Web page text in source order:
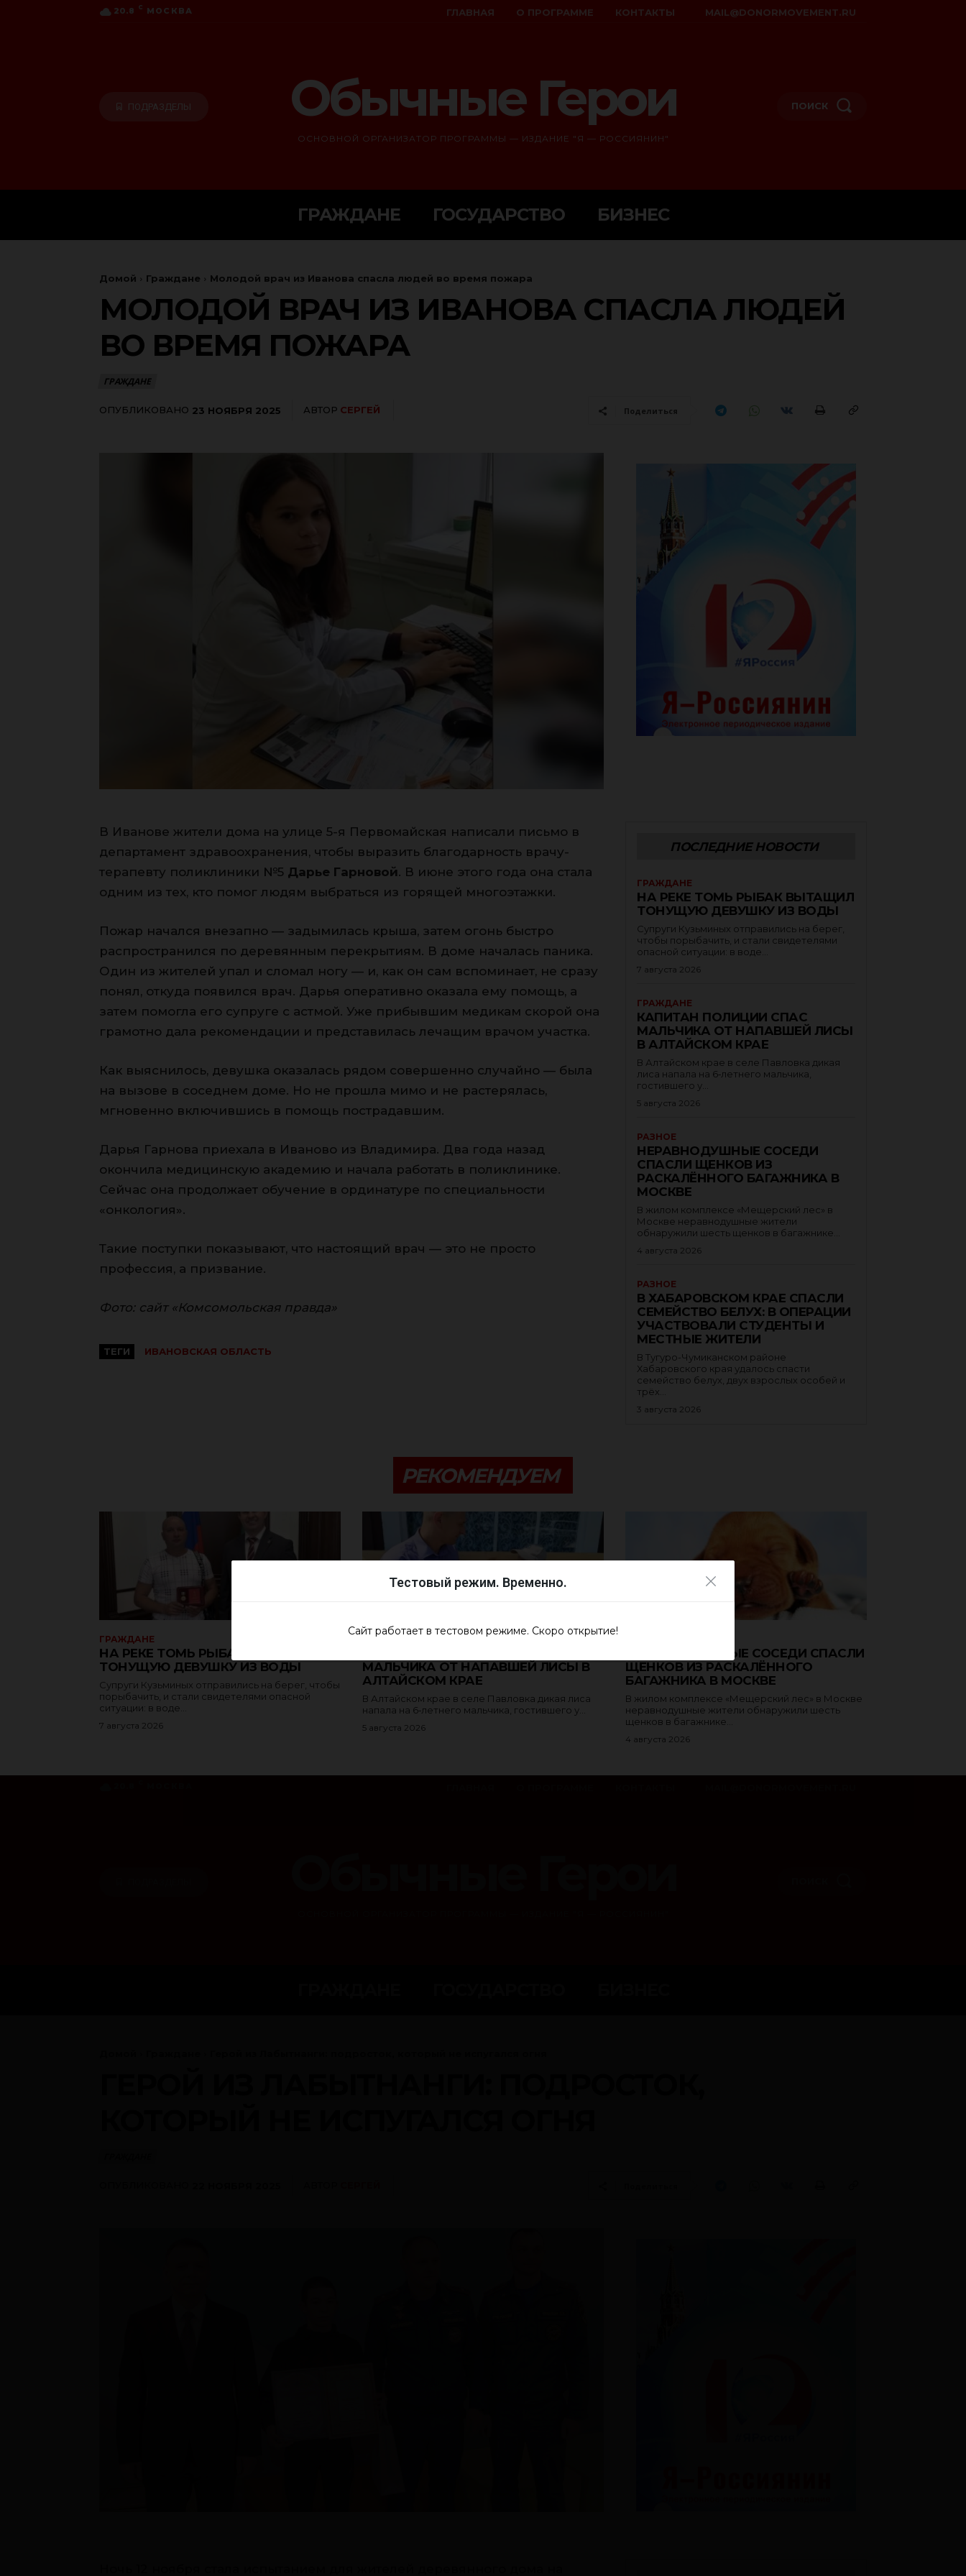
Тестовый режим. Временно.
Сайт работает в тестовом режиме. Скоро открытие!
20.8 C МОСКВА ГЛАВНАЯ О ПРОГРАММЕ КОНТАКТЫ MAIL@DONORMOVEMENT.RU
ПОДРАЗДЕЛЫ Обычные Герои
ОСНОВНОЙ ОРГАНИЗАТОР ПРОГРАММЫ — ИЗДАНИЕ "Я — РОССИЯНИН"
ПОИСК
ГРАЖДАНЕ ГОСУДАРСТВО БИЗНЕС
Домой Граждане Молодой врач из Иванова спасла людей во время пожара
МОЛОДОЙ ВРАЧ ИЗ ИВАНОВА СПАСЛА ЛЮДЕЙ
ВО ВРЕМЯ ПОЖАРА
ГРАЖДАНЕ
ОПУБЛИКОВАНО 23 НОЯБРЯ 2025 АВТОР СЕРГЕЙ Поделиться
В Иванове жители дома на улице 5-я Первомайская написали письмо в
департамент здравоохранения, чтобы выразить благодарность врачу-
терапевту поликлиники №5 Дарье Гарновой. В июне этого года она стала
одним из тех, кто помог людям выбраться из горящей многоэтажки.
Пожар начался внезапно — задымилась крыша, затем огонь быстро
распространился по деревянным перекрытиям. В доме началась паника.
Один из жителей упал и сломал ногу — и, как он сам вспоминает, не сразу
понял, откуда появился врач. Дарья оперативно оказала ему помощь, а
затем помогла его супруге с астмой. Уже прибывшим медикам скорой она
грамотно дала рекомендации и представилась лечащим врачом участка.
Как выяснилось, девушка оказалась рядом совершенно случайно — была
на вызове в соседнем доме. Но не прошла мимо и не растерялась,
мгновенно включившись в помощь пострадавшим.
Дарья Гарнова приехала в Иваново из Владимира. Два года назад
окончила медицинскую академию и начала работать в поликлинике.
Сейчас она продолжает обучение в ординатуре по специальности
«онкология».
Такие поступки показывают, что настоящий врач — это не просто
профессия, а призвание.
Фото: сайт «Комсомольская правда»
ТЕГИ ИВАНОВСКАЯ ОБЛАСТЬ
ПОСЛЕДНИЕ НОВОСТИ
ГРАЖДАНЕ
НА РЕКЕ ТОМЬ РЫБАК ВЫТАЩИЛ
ТОНУЩУЮ ДЕВУШКУ ИЗ ВОДЫ
Супруги Кузьминых отправились на берег,
чтобы порыбачить, и стали свидетелями
опасной ситуации: в воде...
7 августа 2026
ГРАЖДАНЕ
КАПИТАН ПОЛИЦИИ СПАС
МАЛЬЧИКА ОТ НАПАВШЕЙ ЛИСЫ
В АЛТАЙСКОМ КРАЕ
В Алтайском крае в селе Павловка дикая
лиса напала на 6‑летнего мальчика,
гостившего у...
5 августа 2026
РАЗНОЕ
НЕРАВНОДУШНЫЕ СОСЕДИ
СПАСЛИ ЩЕНКОВ ИЗ
РАСКАЛЁННОГО БАГАЖНИКА В
МОСКВЕ
В жилом комплексе «Мещерский лес» в
Москве неравнодушные жители
обнаружили шесть щенков в багажнике...
4 августа 2026
РАЗНОЕ
В ХАБАРОВСКОМ КРАЕ СПАСЛИ
СЕМЕЙСТВО БЕЛУХ: В ОПЕРАЦИИ
УЧАСТВОВАЛИ СТУДЕНТЫ И
МЕСТНЫЕ ЖИТЕЛИ
В Тугуро-Чумиканском районе
Хабаровского края удалось спасти
семейство белух, двух взрослых особей и
трёх...
3 августа 2026
РЕКОМЕНДУЕМ
ГРАЖДАНЕ
НА РЕКЕ ТОМЬ РЫБАК ВЫТАЩИЛ
ТОНУЩУЮ ДЕВУШКУ ИЗ ВОДЫ
Супруги Кузьминых отправились на берег, чтобы
порыбачить, и стали свидетелями опасной
ситуации: в воде...
7 августа 2026
ГРАЖДАНЕ
МАЛЬЧИКА ОТ НАПАВШЕЙ ЛИСЫ В
АЛТАЙСКОМ КРАЕ
В Алтайском крае в селе Павловка дикая лиса
напала на 6‑летнего мальчика, гостившего у...
5 августа 2026
НЕРАВНОДУШНЫЕ СОСЕДИ СПАСЛИ
ЩЕНКОВ ИЗ РАСКАЛЁННОГО
БАГАЖНИКА В МОСКВЕ
В жилом комплексе «Мещерский лес» в Москве
неравнодушные жители обнаружили шесть
щенков в багажнике...
4 августа 2026